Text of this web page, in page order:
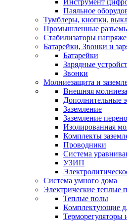
Инструмент
Паяльное
Тумблеры, кнопки,
Промышленные
Стабилизаторы
Батарейки, Звонки и
Батарейки
Зарядные
Звонки
Молниезащита и
Внешняя
Дополнительные
Заземление
Заземление
Изолированная
Комплекты
Проводники
Система
УЗИП
Система умного дома
Электрические теплые
Теплые полы
Комплектующие
Терморегуляторы